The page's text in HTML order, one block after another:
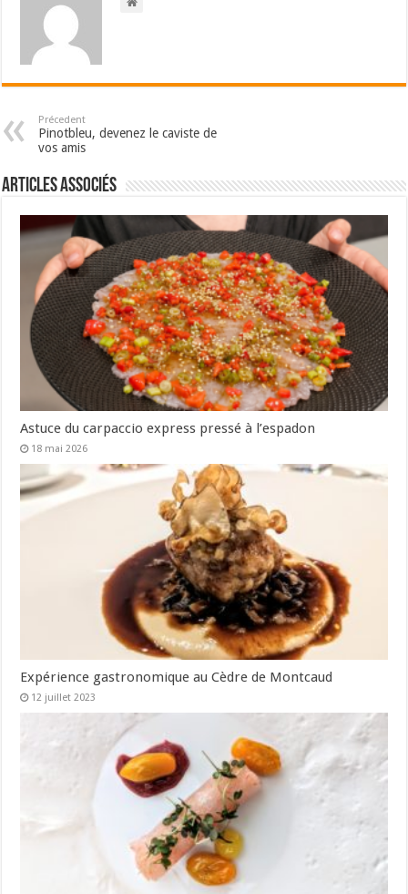
Précedent
Pinotbleu, devenez le caviste de
vos amis
Articles associés
Astuce du carpaccio express pressé à l’espadon
18 mai 2026
Expérience gastronomique au Cèdre de Montcaud
12 juillet 2023